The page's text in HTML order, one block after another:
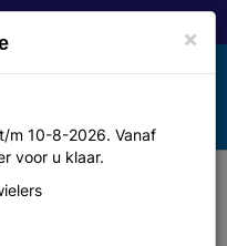
×
m 10-8-2026. Vanaf
voor u klaar.